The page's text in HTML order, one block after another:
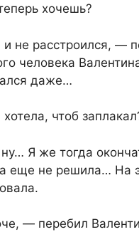
хочешь?
не расстроился, —
человека
даже…
чтоб
Я же тогда
еще не решила… На
— перебил